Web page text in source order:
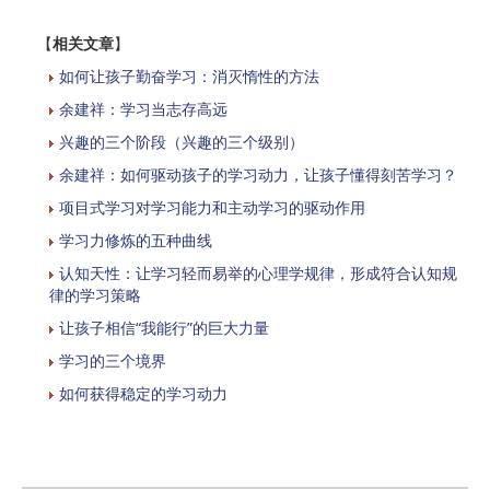
【相关文章】
如何让孩子勤奋学习：消灭惰性的方法
余建祥：学习当志存高远
兴趣的三个阶段（兴趣的三个级别）
余建祥：如何驱动孩子的学习动力，让孩子懂得刻苦学习？
项目式学习对学习能力和主动学习的驱动作用
学习力修炼的五种曲线
认知天性：让学习轻而易举的心理学规律，形成符合认知规
律的学习策略
让孩子相信“我能行”的巨大力量
学习的三个境界
如何获得稳定的学习动力